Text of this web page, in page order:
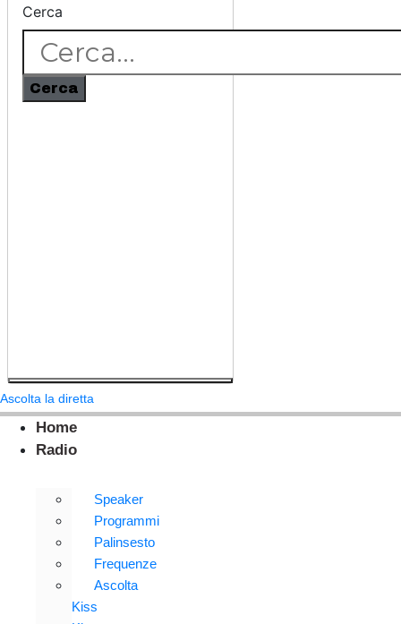
Cerca
Cerca
Ascolta la diretta
Home
Radio
Speaker
Programmi
Palinsesto
Frequenze
Ascolta
Kiss